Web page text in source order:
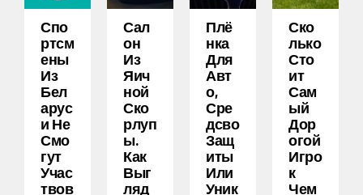
Спо
Ртсм
Ены
Из
Бел
Арус
И Не
Смо
Гут
Учас
Твов
Сал
Он
Из
Яич
Ной
Ско
Рлуп
Ы.
Как
Выг
Ляд
Плё
Нка
Для
Авт
О,
Сре
Дсво
Защ
Иты
Или
Уник
Ско
Лько
Сто
Ит
Сам
Ый
Дор
Огой
Игро
К
Чем